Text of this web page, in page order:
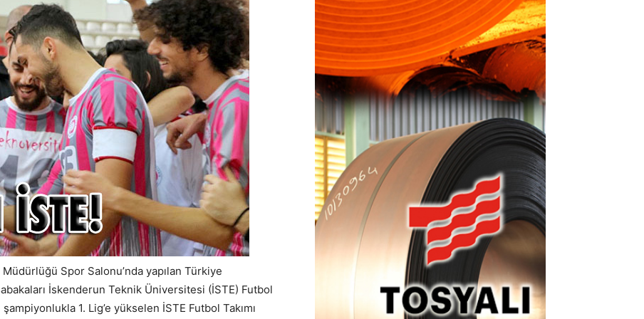
Spor Salonu’nda yapılan Türkiye
İskenderun Teknik Üniversitesi (İSTE) Futbol
şampiyonlukla 1. Lig’e yükselen İSTE Futbol Takımı